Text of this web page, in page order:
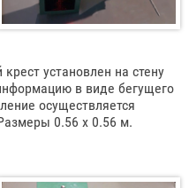
установлен на стену
в виде бегущего
осуществляется
0.56 х 0.56 м.